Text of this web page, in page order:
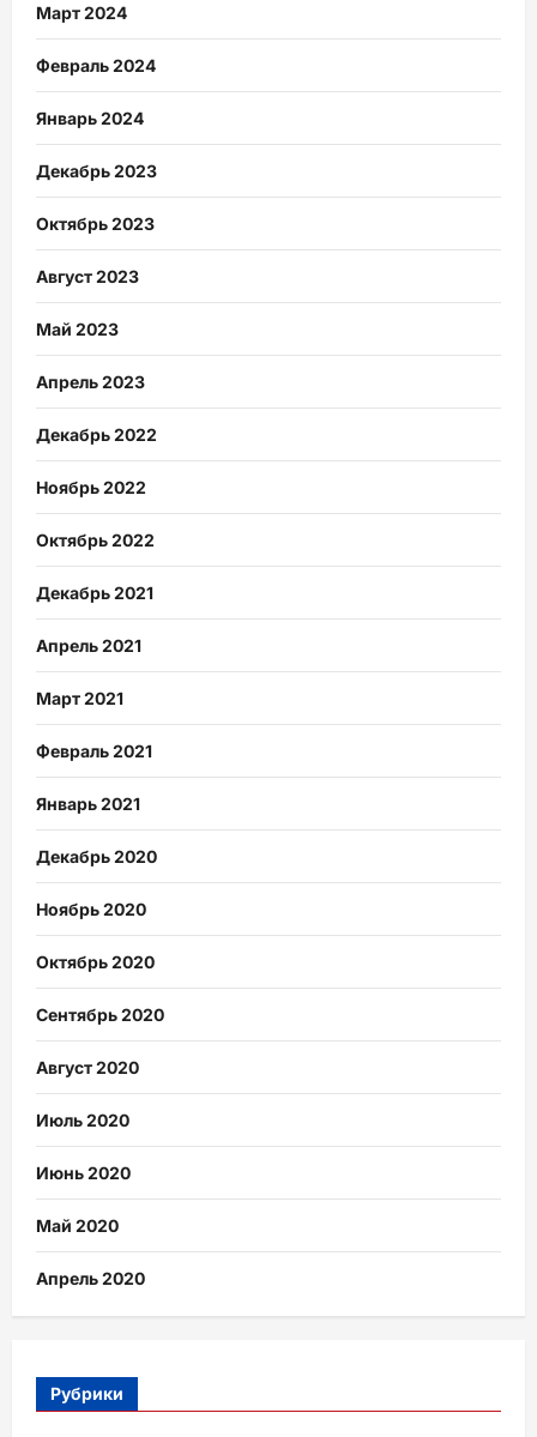
Март 2024
Февраль 2024
Январь 2024
Декабрь 2023
Октябрь 2023
Август 2023
Май 2023
Апрель 2023
Декабрь 2022
Ноябрь 2022
Октябрь 2022
Декабрь 2021
Апрель 2021
Март 2021
Февраль 2021
Январь 2021
Декабрь 2020
Ноябрь 2020
Октябрь 2020
Сентябрь 2020
Август 2020
Июль 2020
Июнь 2020
Май 2020
Апрель 2020
Рубрики